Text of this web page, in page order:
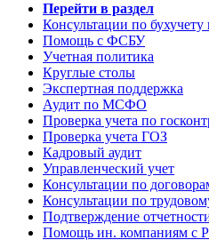
Перейти в раздел
Консультации по бухучету
Помощь с ФСБУ
Учетная политика
Круглые столы
Экспертная поддержка
Аудит по МСФО
Проверка учета по
Проверка учета ГОЗ
Кадровый аудит
Управленческий учет
Консультации по
Консультации по
Подтверждение
Помощь ин. компаниям с